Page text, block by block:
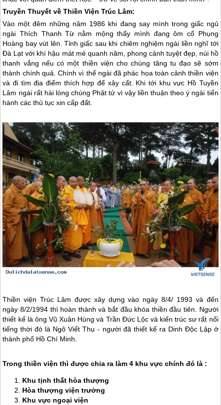
Truyền Thuyết về Thiền Viện Trúc Lâm:
Vào một đêm những năm 1986 khi đang say mình trong giấc ngủ
ngài Thích Thanh Từ nằm mộng thấy mình đang ôm cổ Phụng
Hoàng bay vút lên. Tỉnh giấc sau khi chiêm nghiệm ngài liền nghĩ tới
Đà Lạt với khí hậu mát mẻ quanh năm, phong cảnh tuyệt đẹp, núi hồ
thanh vắng nếu có một thiền viện cho chúng tăng tu đạo sẽ sớm
thành chính quả. Chính vì thế ngài đã phác họa toàn cảnh thiền viện
và đi tìm địa điểm thích hợp để xây cất. Khi tới khu vực Hồ Tuyền
Lâm ngài rất hài lòng chúng Phật tử vì vậy liền thuận theo ý ngài tiến
hành các thủ tục xin cấp đất.
Thiền viện Trúc Lâm được xây dựng vào ngày 8/4/ 1993 và đến
ngày 8/2/1994 thì hoàn thành và bắt đầu khóa thiền đầu tiên. Người
thiết kế là ông Vũ Xuân Hùng và Trần Đức Lộc và kiến trúc sư rất nổi
tiếng thời đó là Ngô Viết Thụ - người đã thiết kế ra Dinh Độc Lập ở
thành phố Hồ Chí Minh.
Trong thiền viện thì được chia ra làm 4 khu vực chính đó là :
Khu tịnh thất hòa thượng
Hòa thượng viện trưởng
Khu vực ngoại viện